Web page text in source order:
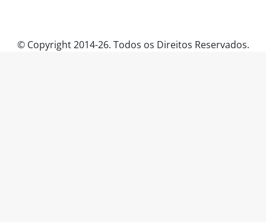
© Copyright 2014-26. Todos os Direitos Reservados.